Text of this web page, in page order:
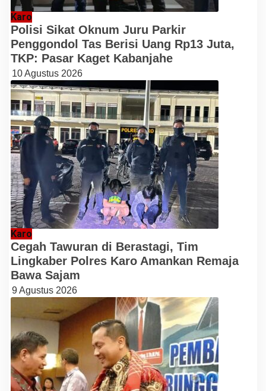
Karo
Polisi Sikat Oknum Juru Parkir
Penggondol Tas Berisi Uang Rp13 Juta,
TKP: Pasar Kaget Kabanjahe
10 Agustus 2026
Karo
Cegah Tawuran di Berastagi, Tim
Lingkaber Polres Karo Amankan Remaja
Bawa Sajam
9 Agustus 2026